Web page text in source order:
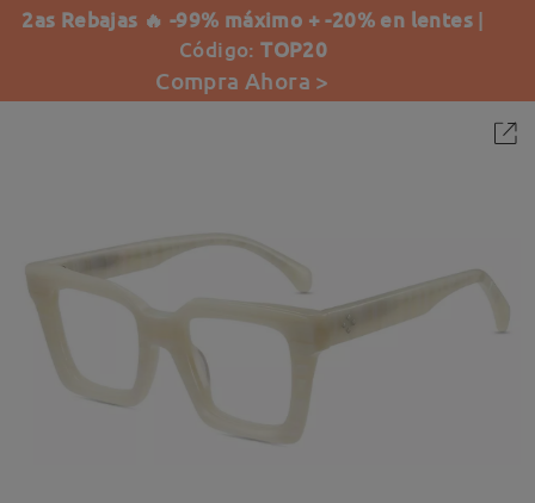
2as Rebajas 🔥 -99% máximo + -20% en lentes |
Código:TOP20
Compra Ahora >